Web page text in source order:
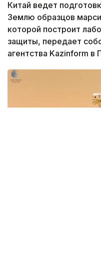
Китай ведет
Землю образцов
которой построит
защиты, передает
агентства Kazinform в